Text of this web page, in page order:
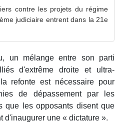
contre les projets du régime
judiciaire entrent dans la 21e
un mélange entre son parti
d'extrême droite et ultra-
refonte est nécessaire pour
de dépassement par les
que les opposants disent que
d'inaugurer une « dictature ».